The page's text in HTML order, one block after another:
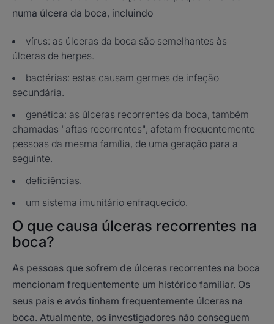
numa úlcera da boca, incluindo
vírus: as úlceras da boca são semelhantes às
úlceras de herpes.
bactérias: estas causam germes de infeção
secundária.
genética: as úlceras recorrentes da boca, também
chamadas "aftas recorrentes", afetam frequentemente
pessoas da mesma família, de uma geração para a
seguinte.
deficiências.
um sistema imunitário enfraquecido.
O que causa úlceras recorrentes na
boca?
As pessoas que sofrem de úlceras recorrentes na boca
mencionam frequentemente um histórico familiar. Os
seus pais e avós tinham frequentemente úlceras na
boca. Atualmente, os investigadores não conseguem